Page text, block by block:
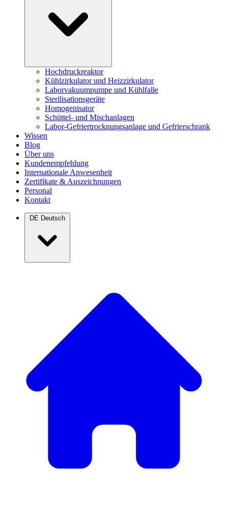
Hochdruckreaktor
Kühlzirkulator und Heizzirkulator
Laborvakuumpumpe und Kühlfalle
Sterilisationsgeräte
Homogenisator
Schüttel- und Mischanlagen
Labor-Gefriertrocknungsanlage und Gefrierschrank
Wissen
Blog
Über uns
Kundenempfehlung
Internationale Anwesenheit
Zertifikate & Auszeichnungen
Personal
Kontakt
DE Deutsch